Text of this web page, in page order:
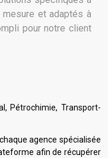
et adaptés à
pour notre client
Pétrochimie, Transport-
agence spécialisée
afin de récupérer